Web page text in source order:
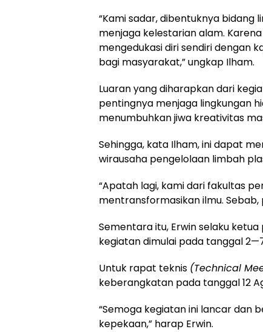
“Kami sadar, dibentuknya bidang
menjaga kelestarian alam.
mengedukasi diri sendiri dengan
bagi masyarakat,” ungkap Ilham.
Luaran yang diharapkan dari
pentingnya menjaga lingkungan
menumbuhkan jiwa kreativitas
Sehingga, kata Ilham, ini dapat
wirausaha pengelolaan limbah
“Apatah lagi, kami dari fakultas
mentransformasikan ilmu.
Sementara itu, Erwin selaku
kegiatan dimulai pada tanggal
Untuk rapat teknis (Technical
keberangkatan pada tanggal 12
“Semoga kegiatan ini lancar dan
kepekaan,” harap Erwin.